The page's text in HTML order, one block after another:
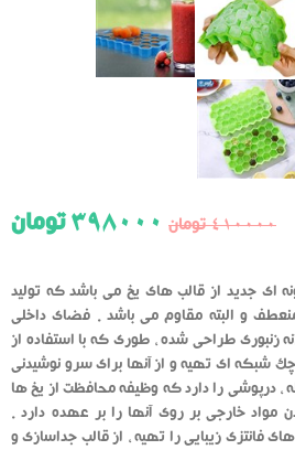
410000تومان 398000 تومان
ای جدید از قالب های یخ می باشد که تولید
و البته مقاوم می باشد . فضای داخلی
زنبوری طراحی شده ، طوری که با استفاده از
تعداد 37 قالب کوچک شبکه ای تهیه و از آنها برای سرو نوشیدنی
درپوشی را دارد که وظیفه محافظت از یخ ها
مواد خارجی بر روی آنها را بر عهده دارد .
فانتزی زیبایی را تهیه ، از قالب جداسازی و